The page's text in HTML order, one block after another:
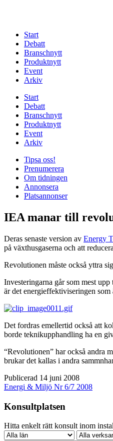
Start
Debatt
Branschnytt
Produktnytt
Event
Arkiv
Start
Debatt
Branschnytt
Produktnytt
Event
Arkiv
Tipsa oss!
Prenumerera
Om tidningen
Annonsera
Platsannonser
IEA manar till
Deras senaste version av Energy
på växthusgaserna och att
Revolutionen måste också yttra
Investeringarna går som mest
är det energieffektiviseringen
Det fordras emellertid också att
borde teknikupphandling ha en
“Revolutionen” har också andra
brukar det kallas i andra
Publicerad 14 juni 2008
Energi & Miljö Nr 6/7 2008
Konsultplatsen
Hitta enkelt rätt konsult inom